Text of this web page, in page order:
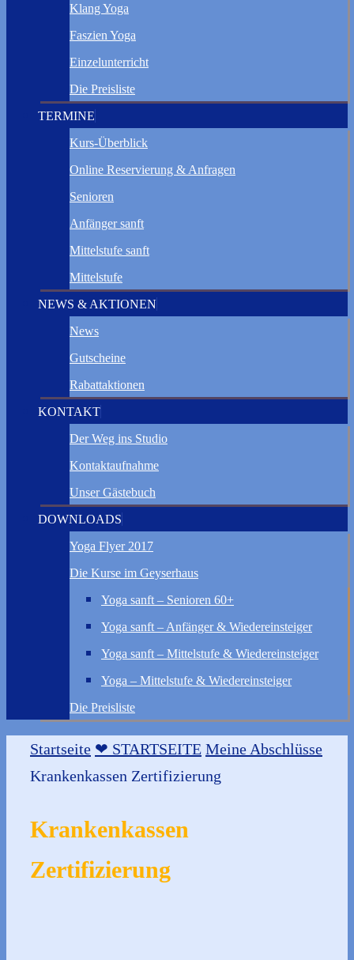
Klang Yoga
Faszien Yoga
Einzelunterricht
Die Preisliste
TERMINE
Kurs-Überblick
Online Reservierung & Anfragen
Senioren
Anfänger sanft
Mittelstufe sanft
Mittelstufe
NEWS & AKTIONEN
News
Gutscheine
Rabattaktionen
KONTAKT
Der Weg ins Studio
Kontaktaufnahme
Unser Gästebuch
DOWNLOADS
Yoga Flyer 2017
Die Kurse im Geyserhaus
Yoga sanft – Senioren 60+
Yoga sanft – Anfänger & Wiedereinsteiger
Yoga sanft – Mittelstufe & Wiedereinsteiger
Yoga – Mittelstufe & Wiedereinsteiger
Die Preisliste
Startseite ❤ STARTSEITE Meine Abschlüsse
Krankenkassen Zertifizierung
Krankenkassen
Zertifizierung